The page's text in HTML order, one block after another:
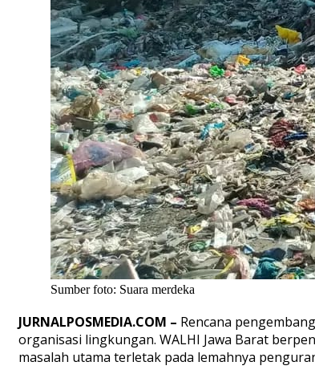
Sumber foto: Suara merdeka
JURNALPOSMEDIA.COM – Rencana
organisasi lingkungan. WALHI Jawa Barat
masalah utama terletak pada lemahnya